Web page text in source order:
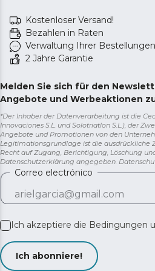
Kostenloser Versand!
Bezahlen in Raten
Verwaltung Ihrer
2 Jahre Garantie
Melden Sie sich für den
Angebote und Werbeaktionen
*Der Inhaber der Datenverarbeitung ist die
Innovaciones S.L. und Solotriatlon S.L.), der
Angebote und Promotionen von den
Legitimationsgrundlage ist die ausdrückliche
Recht auf Zugang, Berichtigung, Löschung
Datenschutzerklärung angegeben.
Correo electrónico
Ich akzeptiere die Bedingungen
Ich abonniere!